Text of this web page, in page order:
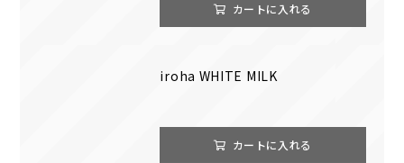
カートに入れる
iroha WHITE MILK
カートに入れる